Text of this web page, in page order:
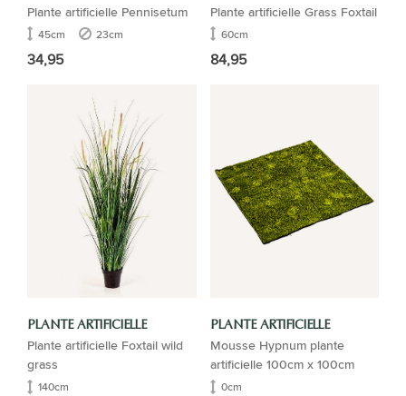
Plante artificielle Pennisetum
45cm 23cm
34,95
Plante artificielle Grass Foxtail
60cm
84,95
PLANTE ARTIFICIELLE
Plante artificielle Foxtail wild
grass
140cm
PLANTE ARTIFICIELLE
Mousse Hypnum plante
artificielle 100cm x 100cm
0cm